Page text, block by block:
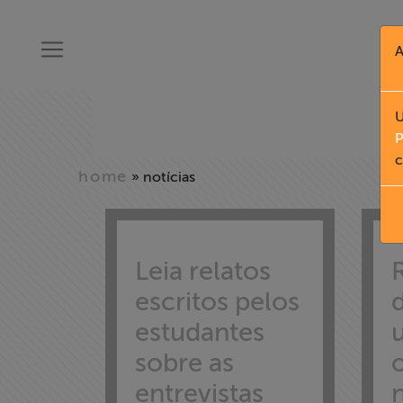
home » notícias
Leia relatos
escritos pelos
estudantes
sobre as
entrevistas